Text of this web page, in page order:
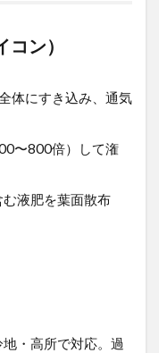
ン）
体にすき込み、通気
〜800倍）して潅
液肥を葉面散布
・高所で対応。過